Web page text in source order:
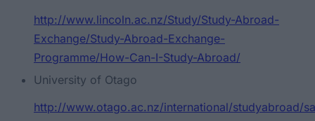
http://www.lincoln.ac.nz/Study/Study-Abroad-
Exchange/Study-Abroad-Exchange-
Programme/How-Can-I-Study-Abroad/
University of Otago
http://www.otago.ac.nz/international/studyabroad/